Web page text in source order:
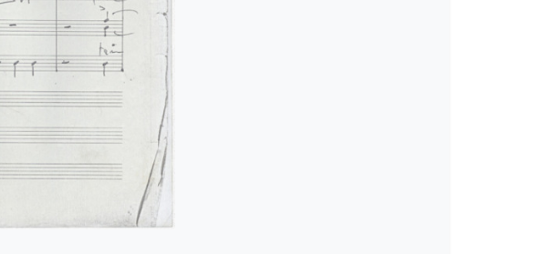
12-01]
το Δεκέμβρη] [1945-12-09-1945-12-30]
εγχόρδων [1946]
1946-02-28]
[1946-03-25]
[1946-03-25]